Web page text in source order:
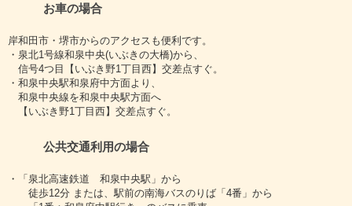
お車の場合
岸和田市・堺市からのアクセスも便利です。
・泉北1号線和泉中央(いぶきの大橋)から、
信号4つ目【いぶき野1丁目西】交差点すぐ。
・和泉中央駅和泉府中方面より、
和泉中央線を和泉中央駅方面へ
【いぶき野1丁目西】交差点すぐ。
公共交通利用の場合
・「泉北高速鉄道 和泉中央駅」から
徒歩12分 または、駅前の南海バスのりば「4番」から